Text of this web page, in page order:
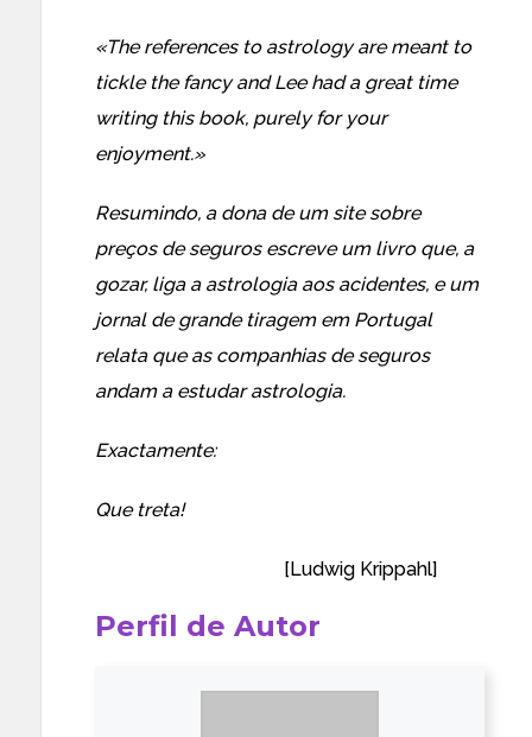
«The references to astrology are meant to
tickle the fancy and Lee had a great time
writing this book, purely for your
enjoyment.»
Resumindo, a dona de um site sobre
preços de seguros escreve um livro que, a
gozar, liga a astrologia aos acidentes, e um
jornal de grande tiragem em Portugal
relata que as companhias de seguros
andam a estudar astrologia.
Exactamente:
Que treta!
[Ludwig Krippahl]
Perfil de Autor